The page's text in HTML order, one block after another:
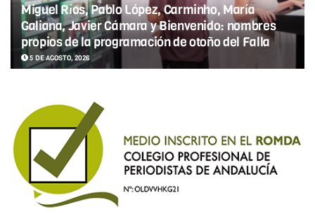
Miguel Ríos, Pablo López, Carminho, María
Galiana, Javier Cámara y Bienvenido: nombres
propios de la programación de otoño del Falla
5 DE AGOSTO, 2026